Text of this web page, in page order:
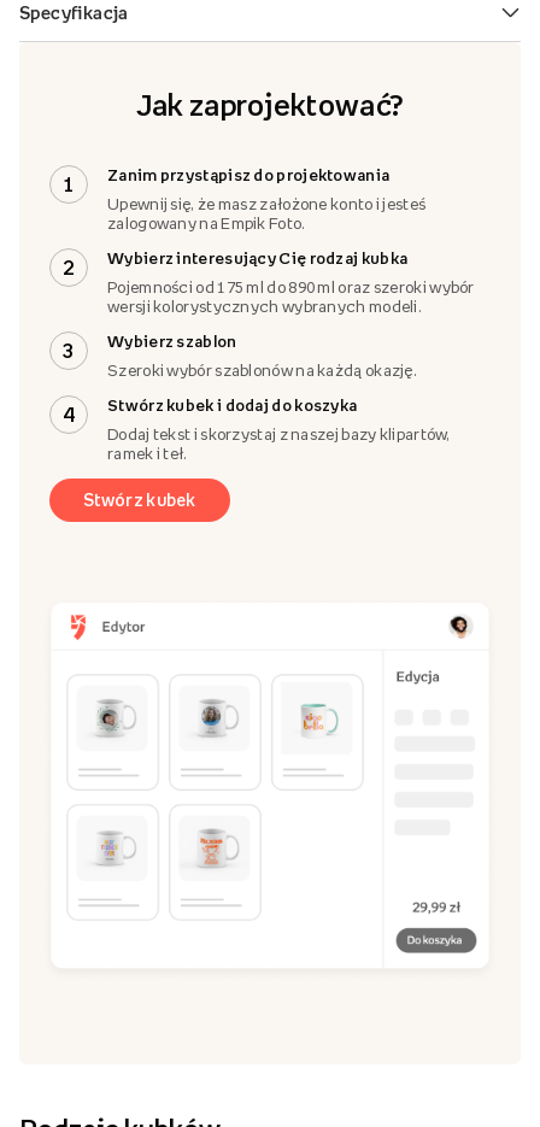
Jak zaprojektować?
1
Zanim przystąpisz do projektowania
Upewnij się, że masz założone konto i jesteś
zalogowany na Empik Foto.
2
Wybierz interesujący Cię rodzaj kubka
Pojemności od 175 ml do 890 ml oraz szeroki wybór
wersji kolorystycznych wybranych modeli.
3
Wybierz szablon
Szeroki wybór szablonów na każdą okazję.
4
Stwórz kubek i dodaj do koszyka
Dodaj tekst i skorzystaj z naszej bazy klipartów,
ramek i teł.
Stwórz kubek